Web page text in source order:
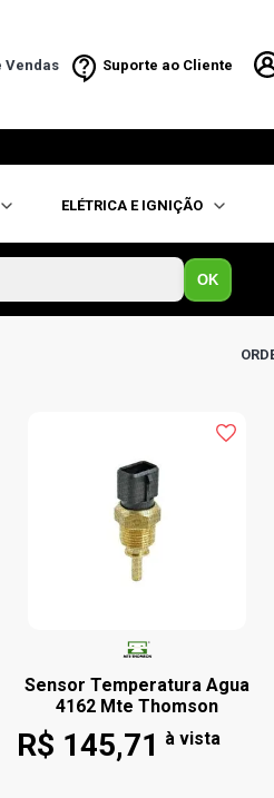
Vendas Suporte ao Cliente
ELÉTRICA E IGNIÇÃO
OK
Sensor Temperatura Agua
4162 Mte Thomson
R$ 145,71 à vista